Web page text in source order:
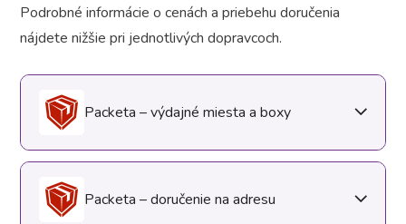
Podrobné informácie o cenách a priebehu doručenia
nájdete nižšie pri jednotlivých dopravcoch.
Packeta – výdajné miesta a boxy
Packeta – doručenie na adresu